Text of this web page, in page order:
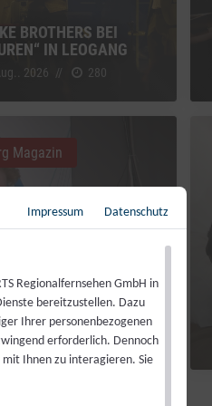
BROTHERS BEI
IN LEOGANG
2026 // 280
ZUR ISS
2026 // 216
Magazin
Impressum Datenschutz
Regionalfernsehen GmbH in
bereitzustellen. Dazu
Ihrer personenbezogenen
erforderlich. Dennoch
mit Ihnen zu interagieren. Sie